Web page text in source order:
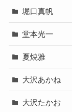
堀口真帆
堂本光一
夏焼雅
大沢あかね
大沢たかお